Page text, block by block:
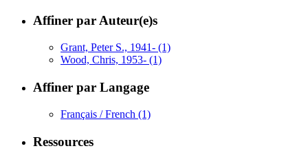
Affiner par Auteur(e)s
Grant, Peter S., 1941- (1)
Wood, Chris, 1953- (1)
Affiner par Langage
Français / French (1)
Ressources